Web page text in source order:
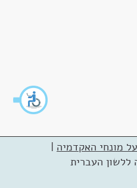
על מונחי האקדמיה |
ללשון העברית